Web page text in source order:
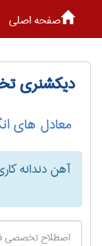
صفحه اصلی
دیکشنری
معادل های
آهن دندانه